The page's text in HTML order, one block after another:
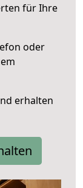
für Ihre
oder
erhalten